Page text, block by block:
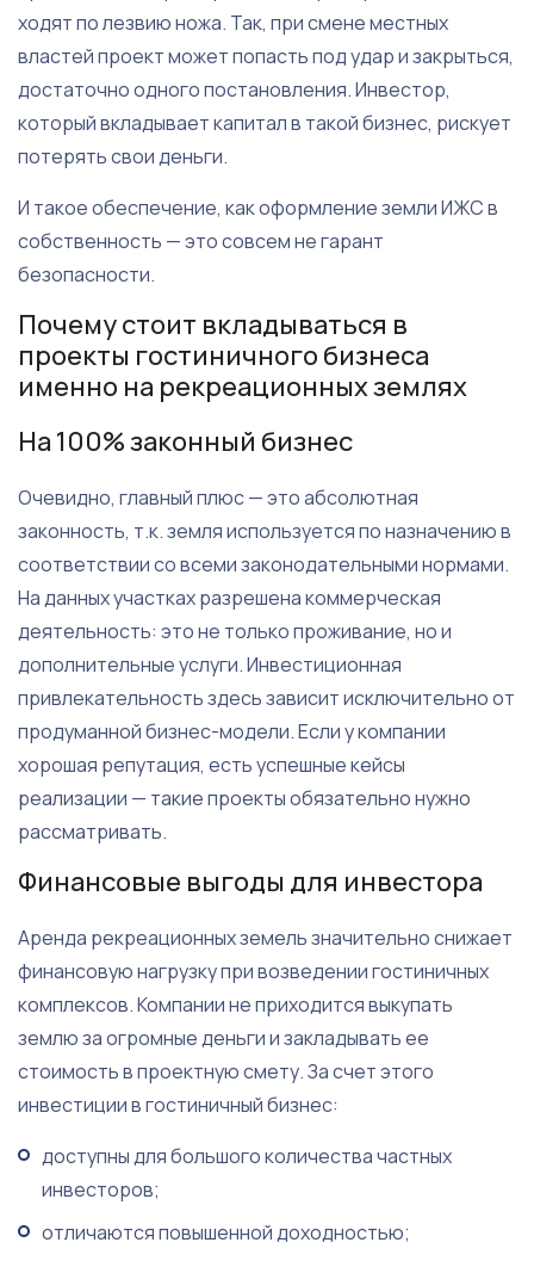
ходят по лезвию ножа. Так, при смене местных
властей проект может попасть под удар и закрыться,
достаточно одного постановления. Инвестор,
который вкладывает капитал в такой бизнес, рискует
потерять свои деньги.
И такое обеспечение, как оформление земли ИЖС в
собственность — это совсем не гарант
безопасности.
Почему стоит вкладываться в
проекты гостиничного бизнеса
именно на рекреационных землях
На 100% законный бизнес
Очевидно, главный плюс — это абсолютная
законность, т.к. земля используется по назначению в
соответствии со всеми законодательными нормами.
На данных участках разрешена коммерческая
деятельность: это не только проживание, но и
дополнительные услуги. Инвестиционная
привлекательность здесь зависит исключительно от
продуманной бизнес-модели. Если у компании
хорошая репутация, есть успешные кейсы
реализации — такие проекты обязательно нужно
рассматривать.
Финансовые выгоды для инвестора
Аренда рекреационных земель значительно снижает
финансовую нагрузку при возведении гостиничных
комплексов. Компании не приходится выкупать
землю за огромные деньги и закладывать ее
стоимость в проектную смету. За счет этого
инвестиции в гостиничный бизнес:
доступны для большого количества частных
инвесторов;
отличаются повышенной доходностью;